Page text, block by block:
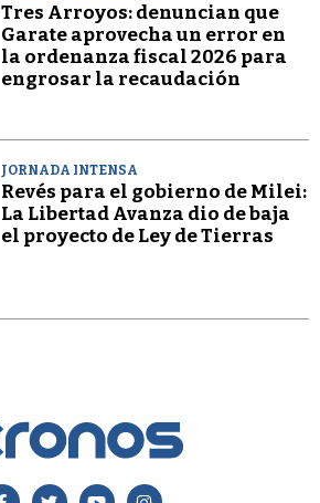
Tres Arroyos: denuncian que
Garate aprovecha un error en
la ordenanza fiscal 2026 para
engrosar la recaudación
JORNADA INTENSA
Revés para el gobierno de Milei:
La Libertad Avanza dio de baja
el proyecto de Ley de Tierras